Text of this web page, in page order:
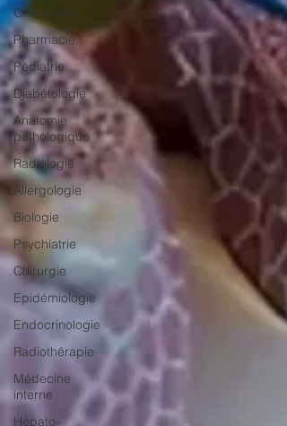
Orthopédie
Pharmacie
Pédiatrie
Diabétologie
Anatomie
pathologique
Radiologie
Allergologie
Biologie
Psychiatrie
Chirurgie
Epidémiologie
Endocrinologie
Radiothérapie
Médecine
interne
Hépato-